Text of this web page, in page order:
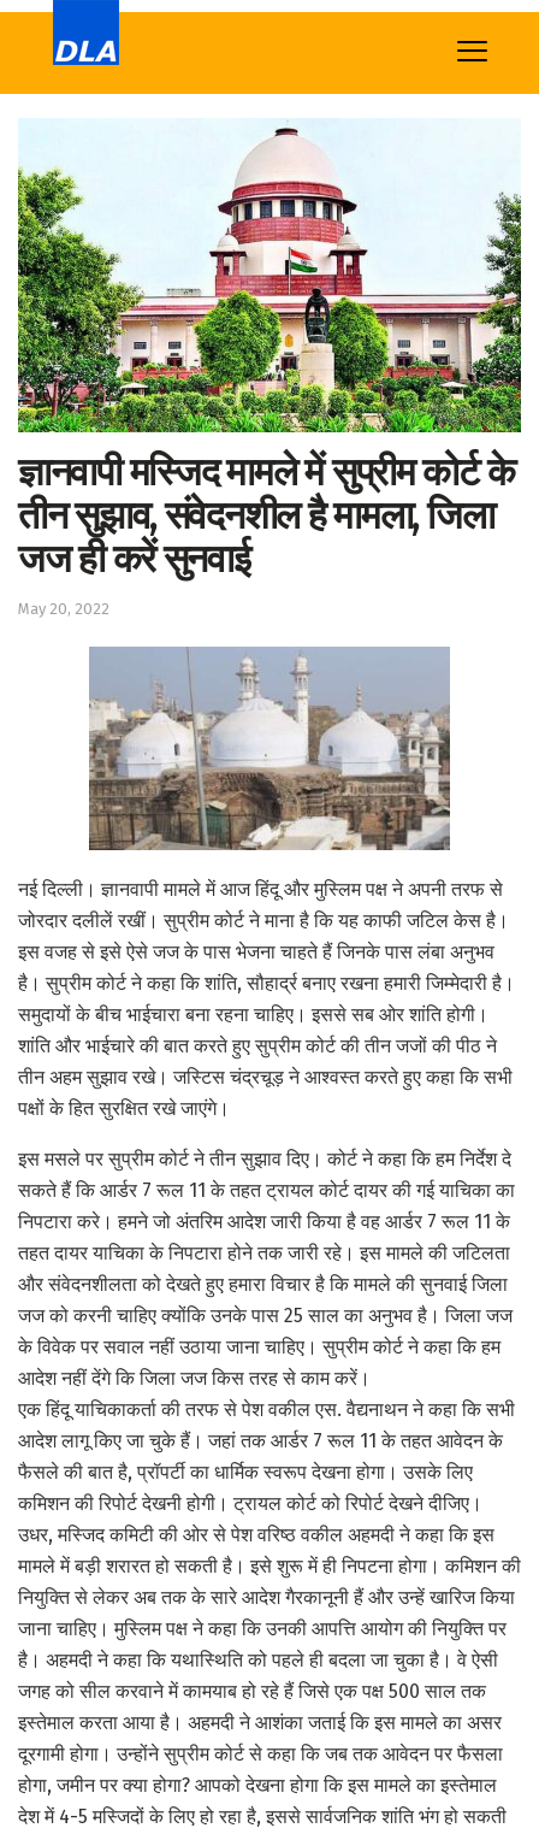
ज्ञानवापी मस्जिद मामले में सुप्रीम कोर्ट के
तीन सुझाव, संवेदनशील है मामला, जिला
जज ही करें सुनवाई
May 20, 2022
नई दिल्ली। ज्ञानवापी मामले में आज हिंदू और मुस्लिम पक्ष ने अपनी तरफ से
जोरदार दलीलें रखीं। सुप्रीम कोर्ट ने माना है कि यह काफी जटिल केस है।
इस वजह से इसे ऐसे जज के पास भेजना चाहते हैं जिनके पास लंबा अनुभव
है। सुप्रीम कोर्ट ने कहा कि शांति, सौहार्द्र बनाए रखना हमारी जिम्मेदारी है।
समुदायों के बीच भाईचारा बना रहना चाहिए। इससे सब ओर शांति होगी।
शांति और भाईचारे की बात करते हुए सुप्रीम कोर्ट की तीन जजों की पीठ ने
तीन अहम सुझाव रखे। जस्टिस चंद्रचूड़ ने आश्वस्त करते हुए कहा कि सभी
पक्षों के हित सुरक्षित रखे जाएंगे।
इस मसले पर सुप्रीम कोर्ट ने तीन सुझाव दिए। कोर्ट ने कहा कि हम निर्देश दे
सकते हैं कि आर्डर 7 रूल 11 के तहत ट्रायल कोर्ट दायर की गई याचिका का
निपटारा करे। हमने जो अंतरिम आदेश जारी किया है वह आर्डर 7 रूल 11 के
तहत दायर याचिका के निपटारा होने तक जारी रहे। इस मामले की जटिलता
और संवेदनशीलता को देखते हुए हमारा विचार है कि मामले की सुनवाई जिला
जज को करनी चाहिए क्योंकि उनके पास 25 साल का अनुभव है। जिला जज
के विवेक पर सवाल नहीं उठाया जाना चाहिए। सुप्रीम कोर्ट ने कहा कि हम
आदेश नहीं देंगे कि जिला जज किस तरह से काम करें।
एक हिंदू याचिकाकर्ता की तरफ से पेश वकील एस. वैद्यनाथन ने कहा कि सभी
आदेश लागू किए जा चुके हैं। जहां तक आर्डर 7 रूल 11 के तहत आवेदन के
फैसले की बात है, प्रॉपर्टी का धार्मिक स्वरूप देखना होगा। उसके लिए
कमिशन की रिपोर्ट देखनी होगी। ट्रायल कोर्ट को रिपोर्ट देखने दीजिए।
उधर, मस्जिद कमिटी की ओर से पेश वरिष्ठ वकील अहमदी ने कहा कि इस
मामले में बड़ी शरारत हो सकती है। इसे शुरू में ही निपटना होगा। कमिशन की
नियुक्ति से लेकर अब तक के सारे आदेश गैरकानूनी हैं और उन्हें खारिज किया
जाना चाहिए। मुस्लिम पक्ष ने कहा कि उनकी आपत्ति आयोग की नियुक्ति पर
है। अहमदी ने कहा कि यथास्थिति को पहले ही बदला जा चुका है। वे ऐसी
जगह को सील करवाने में कामयाब हो रहे हैं जिसे एक पक्ष 500 साल तक
इस्तेमाल करता आया है। अहमदी ने आशंका जताई कि इस मामले का असर
दूरगामी होगा। उन्होंने सुप्रीम कोर्ट से कहा कि जब तक आवेदन पर फैसला
होगा, जमीन पर क्या होगा? आपको देखना होगा कि इस मामले का इस्तेमाल
देश में 4-5 मस्जिदों के लिए हो रहा है, इससे सार्वजनिक शांति भंग हो सकती
Western
Education
Health
World